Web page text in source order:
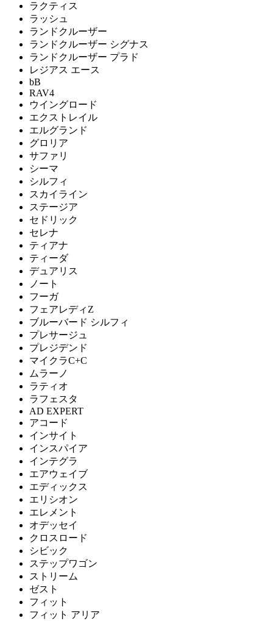
ラクティス
ラッシュ
ランドクルーザー
ランドクルーザー シグナス
ランドクルーザー プラド
レジアス エース
bB
RAV4
ウイングロード
エクストレイル
エルグランド
グロリア
サファリ
シーマ
シルフィ
スカイライン
ステージア
セドリック
セレナ
ティアナ
ティーダ
デュアリス
ノート
フーガ
フェアレディZ
ブルーバード シルフィ
プレサージュ
プレジデンド
マイクラC+C
ムラーノ
ラティオ
ラフェスタ
AD EXPERT
アコード
インサイト
インスパイア
インテグラ
エアウェイブ
エディックス
エリシオン
エレメント
オデッセイ
クロスロード
シビック
ステップワゴン
ストリーム
ゼスト
フィット
フィット アリア